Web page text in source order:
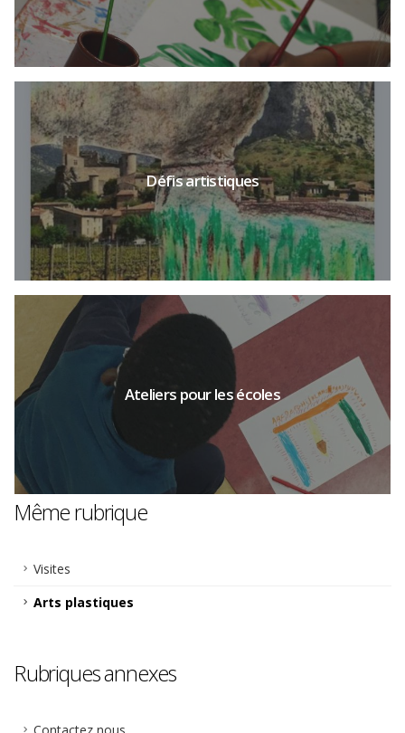
Plus d'infos
Défis artistiques
Ateliers pour les écoles
Même rubrique
Visites
Arts plastiques
Rubriques annexes